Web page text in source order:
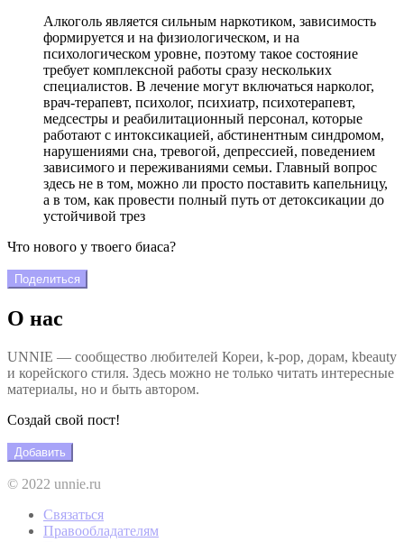
Алкоголь является сильным наркотиком, зависимость
формируется и на физиологическом, и на
психологическом уровне, поэтому такое состояние
требует комплексной работы сразу нескольких
специалистов. В лечение могут включаться нарколог,
врач-терапевт, психолог, психиатр, психотерапевт,
медсестры и реабилитационный персонал, которые
работают с интоксикацией, абстинентным синдромом,
нарушениями сна, тревогой, депрессией, поведением
зависимого и переживаниями семьи. Главный вопрос
здесь не в том, можно ли просто поставить капельницу,
а в том, как провести полный путь от детоксикации до
устойчивой трез
Что нового у твоего биаса?
Поделиться
О нас
UNNIE — сообщество любителей Кореи, k-pop, дорам, kbeauty
и корейского стиля. Здесь можно не только читать интересные
материалы, но и быть автором.
Создай свой пост!
Добавить
© 2022 unnie.ru
Связаться
Правообладателям